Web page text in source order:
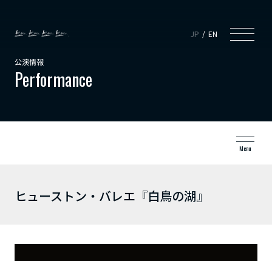
JP EN
公演情報
Performance
Menu
ヒューストン・バレエ『白鳥の湖』